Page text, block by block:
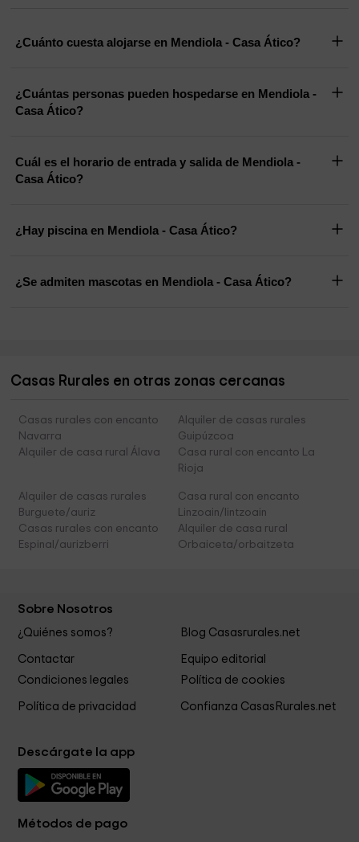
¿Cuánto cuesta alojarse en Mendiola - Casa Ático?
¿Cuántas personas pueden hospedarse en Mendiola -
Casa Ático?
Cuál es el horario de entrada y salida de Mendiola -
Casa Ático?
¿Hay piscina en Mendiola - Casa Ático?
¿Se admiten mascotas en Mendiola - Casa Ático?
Casas Rurales en otras zonas cercanas
Casas rurales con encanto
Navarra
Alquiler de casas rurales
Guipúzcoa
Alquiler de casa rural Álava
Casa rural con encanto La
Rioja
Alquiler de casas rurales
Burguete/auriz
Casa rural con encanto
Linzoain/lintzoain
Casas rurales con encanto
Espinal/aurizberri
Alquiler de casa rural
Orbaiceta/orbaitzeta
Sobre Nosotros
¿Quiénes somos? Blog Casasrurales.net
Contactar
Equipo editorial
Condiciones legales
Política de cookies
Política de privacidad Confianza CasasRurales.net
Descárgate la app
Métodos de pago